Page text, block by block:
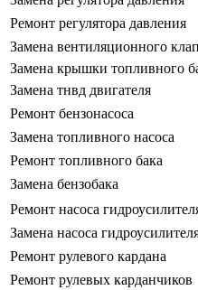
Ремонт регулятора давления
Замена вентиляционного
Замена крышки топливного
Замена тнвд двигателя
Ремонт бензонасоса
Замена топливного насоса
Ремонт топливного бака
Замена бензобака
Ремонт насоса
Замена насоса
Ремонт рулевого кардана
Ремонт рулевых карданчиков